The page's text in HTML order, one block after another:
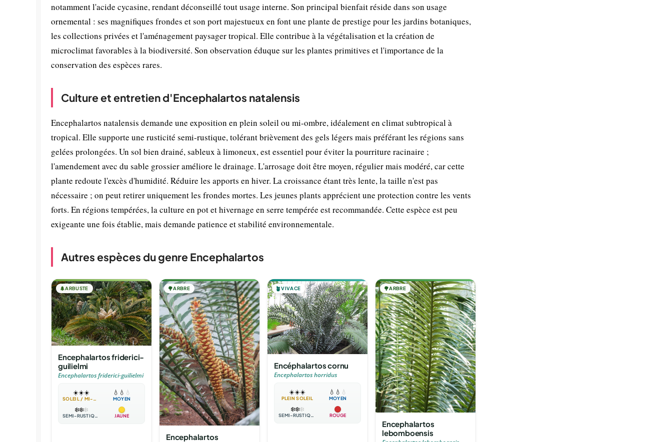
notamment l'acide cycasine, rendant déconseillé tout usage interne. Son principal bienfait réside dans son usage
ornemental : ses magnifiques frondes et son port majestueux en font une plante de prestige pour les jardins botaniques,
les collections privées et l'aménagement paysager tropical. Elle contribue à la végétalisation et la création de
microclimat favorables à la biodiversité. Son observation éduque sur les plantes primitives et l'importance de la
conservation des espèces rares.
Culture et entretien d'Encephalartos natalensis
Encephalartos natalensis demande une exposition en plein soleil ou mi-ombre, idéalement en climat subtropical à
tropical. Elle supporte une rusticité semi-rustique, tolérant brièvement des gels légers mais préférant les régions sans
gelées prolongées. Un sol bien drainé, sableux à limoneux, est essentiel pour éviter la pourriture racinaire ;
l'amendement avec du sable grossier améliore le drainage. L'arrosage doit être moyen, régulier mais modéré, car cette
plante redoute l'excès d'humidité. Réduire les apports en hiver. La croissance étant très lente, la taille n'est pas
nécessaire ; on peut retirer uniquement les frondes mortes. Les jeunes plants apprécient une protection contre les vents
forts. En régions tempérées, la culture en pot et hivernage en serre tempérée est recommandée. Cette espèce est peu
exigeante une fois établie, mais demande patience et stabilité environnementale.
Autres espèces du genre Encephalartos
🌲ARBUSTE
Encephalartos friderici-
guilielmi
Encephalartos friderici-guilielmi
☀️☀️☀️
SOLEIL / MI-OMBRE
💧 💧 💧
MOYEN
❄️❄️❄️
SEMI-RUSTIQUE JAUNE
🌳ARBRE
Encephalartos
🪴VIVACE
Encéphalartos cornu
Encephalartos horridus
☀️☀️☀️
PLEIN SOLEIL
💧 💧 💧
MOYEN
❄️❄️❄️
SEMI-RUSTIQUE ROUGE
🌳ARBRE
Encephalartos
lebomboensis